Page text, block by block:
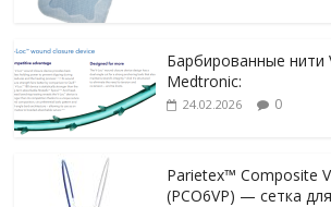
Барбированные нити
Medtronic:
24.02.2026 0
Parietex™ Composite
(PCO6VP) — сетка